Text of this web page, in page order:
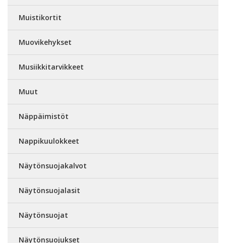
Muistikortit
Muovikehykset
Musiikkitarvikkeet
Muut
Näppäimistöt
Nappikuulokkeet
Näytönsuojakalvot
Näytönsuojalasit
Näytönsuojat
Näytönsuojukset